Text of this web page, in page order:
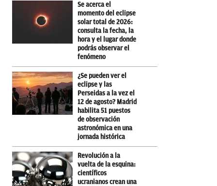
Se acerca el
momento del eclipse
solar total de 2026:
consulta la fecha, la
hora y el lugar donde
podrás observar el
fenómeno
¿Se pueden ver el
eclipse y las
Perseidas a la vez el
12 de agosto? Madrid
habilita 51 puestos
de observación
astronómica en una
jornada histórica
Revolución a la
vuelta de la esquina:
científicos
ucranianos crean una